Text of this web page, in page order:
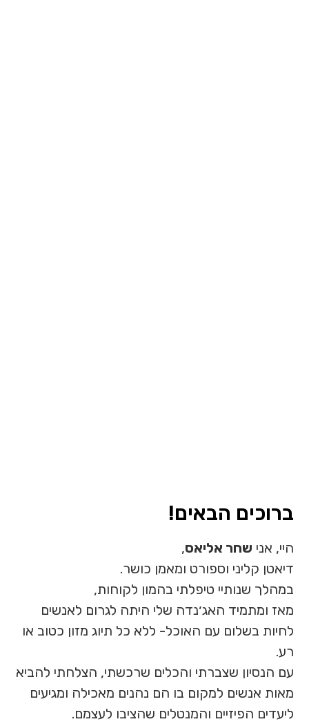
ברוכים הבאים!
היי, אני שחר אליאס,
דיאטן קליני וספורט ומאמן כושר.
במהלך שנותיי טיפלתי בהמון לקוחות,
מאז ומתמיד האג׳נדה שלי היתה לגרום לאנשים
לחיות בשלום עם האוכל- ללא כל תיוג מזון כטוב או
רע.
עם הנסיון שצברתי והכלים שרכשתי, הצלחתי להביא
מאות אנשים למקום בו הם נהנים מאכילה ומגיעים
ליעדים הפיזיים והמנטלים שהציבו לעצמם.